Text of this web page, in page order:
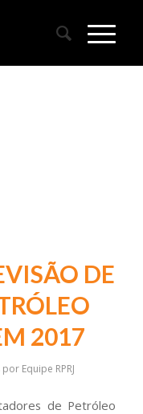
DE
2017
por Equipe RPRJ
de Petróleo